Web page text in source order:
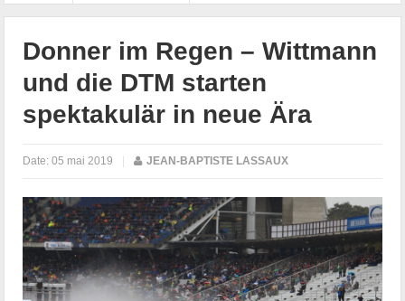
Donner im Regen – Wittmann
und die DTM starten
spektakulär in neue Ära
Date:05 mai 2019 | JEAN-BAPTISTE LASSAUX